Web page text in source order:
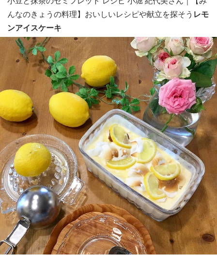
んなのきょうの料理】おいしいレシピや献立を探そう レモ
ンアイスケーキ